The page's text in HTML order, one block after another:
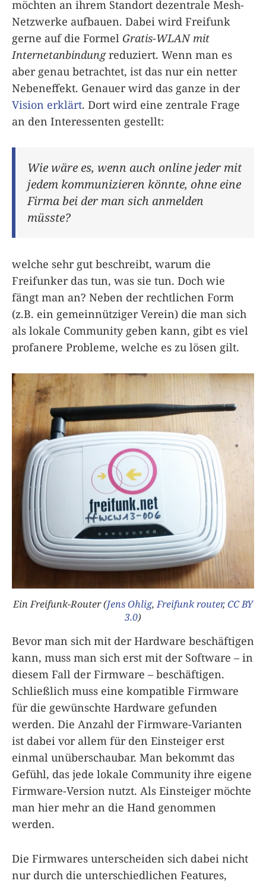
möchten an ihrem Standort dezentrale Mesh-
Netzwerke aufbauen. Dabei wird Freifunk
gerne auf die Formel Gratis-WLAN mit
Internetanbindungreduziert. Wenn man es
aber genau betrachtet, ist das nur ein netter
Nebeneffekt. Genauer wird das ganze in der
Vision erklärt. Dort wird eine zentrale Frage
an den Interessenten gestellt:
Wie wäre es, wenn auch online jeder mit
jedem kommunizieren könnte, ohne eine
Firma bei der man sich anmelden
müsste?
welche sehr gut beschreibt, warum die
Freifunker das tun, was sie tun. Doch wie
fängt man an? Neben der rechtlichen Form
(z.B. ein gemeinnütziger Verein) die man sich
als lokale Community geben kann, gibt es viel
profanere Probleme, welche es zu lösen gilt.
Ein Freifunk-Router (Jens Ohlig,Freifunk router,CC BY
3.0)
Bevor man sich mit der Hardware beschäftigen
kann, muss man sich erst mit der Software – in
diesem Fall der Firmware – beschäftigen.
Schließlich muss eine kompatible Firmware
für die gewünschte Hardware gefunden
werden. Die Anzahl der Firmware-Varianten
ist dabei vor allem für den Einsteiger erst
einmal unüberschaubar. Man bekommt das
Gefühl, das jede lokale Community ihre eigene
Firmware-Version nutzt. Als Einsteiger möchte
man hier mehr an die Hand genommen
werden.
Die Firmwares unterscheiden sich dabei nicht
nur durch die unterschiedlichen Features,